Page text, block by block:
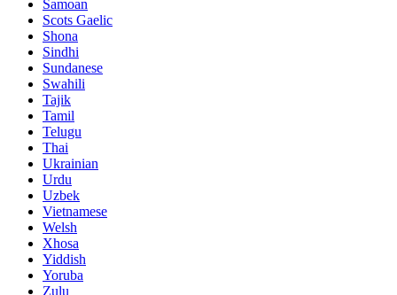
Samoan
Scots Gaelic
Shona
Sindhi
Sundanese
Swahili
Tajik
Tamil
Telugu
Thai
Ukrainian
Urdu
Uzbek
Vietnamese
Welsh
Xhosa
Yiddish
Yoruba
Zulu